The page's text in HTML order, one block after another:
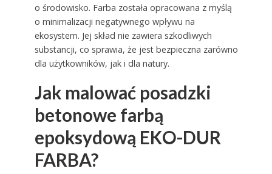
o środowisko. Farba została opracowana z myślą
o minimalizacji negatywnego wpływu na
ekosystem. Jej skład nie zawiera szkodliwych
substancji, co sprawia, że jest bezpieczna zarówno
dla użytkowników, jak i dla natury.
Jak malować posadzki
betonowe farbą
epoksydową EKO-DUR
FARBA?